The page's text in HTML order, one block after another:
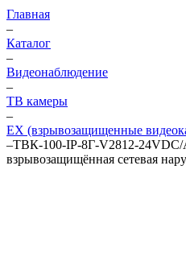
Главная
–
Каталог
–
Видеонаблюдение
–
ТВ камеры
–
EX (взрывозащищенные
–ТВК-100-IP-8Г-V2812-24VDC/
взрывозащищённая сетевая